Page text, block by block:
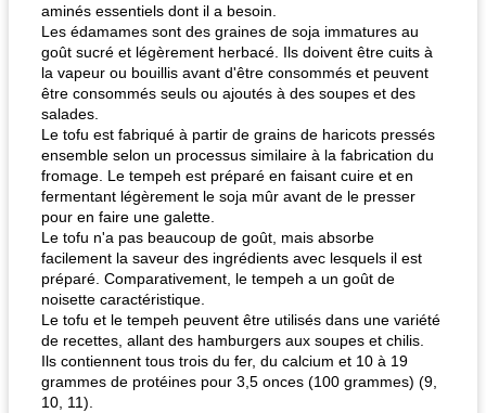
fiesta tostadas
aminés essentiels dont il a besoin.
Les édamames sont des graines de soja immatures au
goût sucré et légèrement herbacé. Ils doivent être cuits à
la vapeur ou bouillis avant d'être consommés et peuvent
être consommés seuls ou ajoutés à des soupes et des
salades.
Le tofu est fabriqué à partir de grains de haricots pressés
ensemble selon un processus similaire à la fabrication du
fromage. Le tempeh est préparé en faisant cuire et en
fermentant légèrement le soja mûr avant de le presser
pour en faire une galette.
Le tofu n'a pas beaucoup de goût, mais absorbe
facilement la saveur des ingrédients avec lesquels il est
préparé. Comparativement, le tempeh a un goût de
noisette caractéristique.
Le tofu et le tempeh peuvent être utilisés dans une variété
de recettes, allant des hamburgers aux soupes et chilis.
Ils contiennent tous trois du fer, du calcium et 10 à 19
grammes de protéines pour 3,5 onces (100 grammes) (9,
10, 11).